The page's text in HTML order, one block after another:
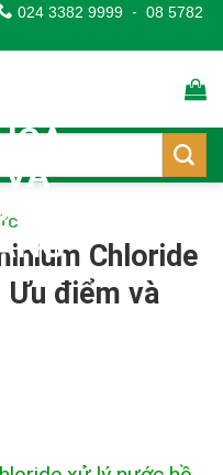
024 3382 9999 - 08 5782
Chloride
điểm và